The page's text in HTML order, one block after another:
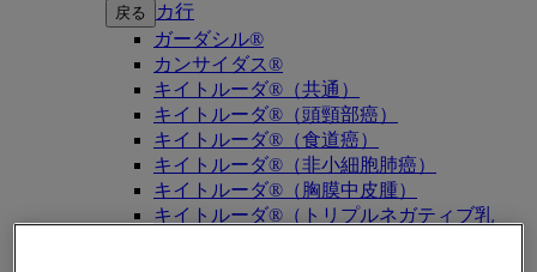
戻る
カ行
ガーダシル®
カンサイダス®
キイトルーダ®（共通）
キイトルーダ®（頭頸部癌）
キイトルーダ®（食道癌）
キイトルーダ®（非小細胞肺癌）
キイトルーダ®（胸膜中皮腫）
キイトルーダ®（トリプルネガティブ乳